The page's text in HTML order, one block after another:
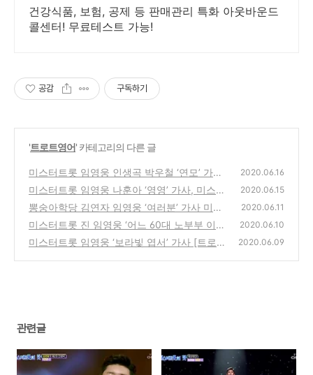
CRM
건강식품, 보험, 공제 등 판매관리 특화 아웃바운드
콜센터! 무료테스트 가능!
공감 구독하기
'트로트영어' 카테고리의 다른 글
미스터트롯 임영웅 인생곡 박우철 ‘연모’ 가사
[트로트 영어로]
(0)
2020.06.16
미스터트롯 임영웅 나훈아 ‘영영’ 가사, 미스터
트롯의 맛 [트로트 영어로]
(0)
2020.06.15
뽕숭아학당 김연자 임영웅 ‘여러분’ 가사 미스
터트롯 [트로트 영어로]
(0)
2020.06.11
미스터트롯 진 임영웅 ‘어느 60대 노부부 이야
기’ 가사 [트로트 영어로]
(0)
2020.06.10
미스터트롯 임영웅 ‘보라빛 엽서’ 가사 [트로트
2020.06.09
관련글